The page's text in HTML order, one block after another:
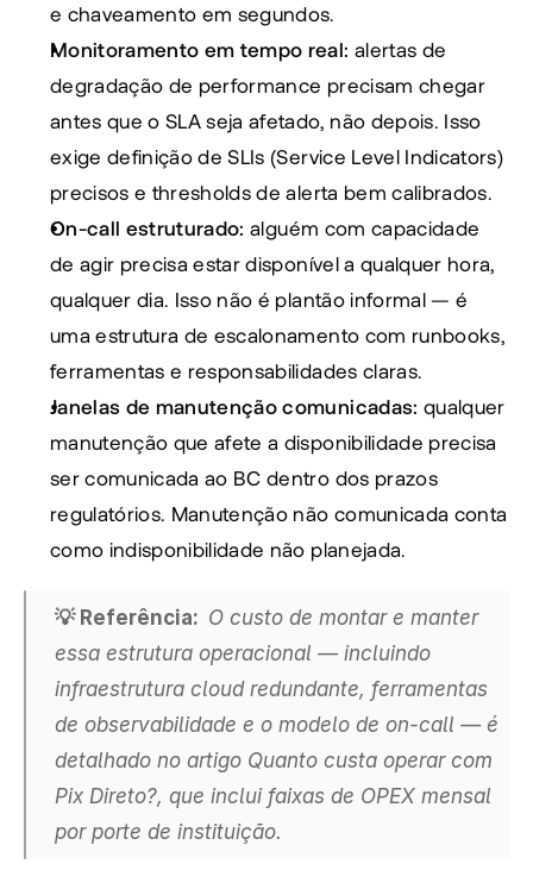
e chaveamento em segundos.
Monitoramento em tempo real: alertas de
degradação de performance precisam chegar
antes que o SLA seja afetado, não depois. Isso
exige definição de SLIs (Service Level Indicators)
precisos e thresholds de alerta bem calibrados.
On-call estruturado: alguém com capacidade
de agir precisa estar disponível a qualquer hora,
qualquer dia. Isso não é plantão informal — é
uma estrutura de escalonamento com runbooks,
ferramentas e responsabilidades claras.
Janelas de manutenção comunicadas: qualquer
manutenção que afete a disponibilidade precisa
ser comunicada ao BC dentro dos prazos
regulatórios. Manutenção não comunicada conta
como indisponibilidade não planejada.
💡 Referência: O custo de montar e manter
essa estrutura operacional — incluindo
infraestrutura cloud redundante, ferramentas
de observabilidade e o modelo de on-call — é
detalhado no artigo Quanto custa operar com
Pix Direto?, que inclui faixas de OPEX mensal
por porte de instituição.